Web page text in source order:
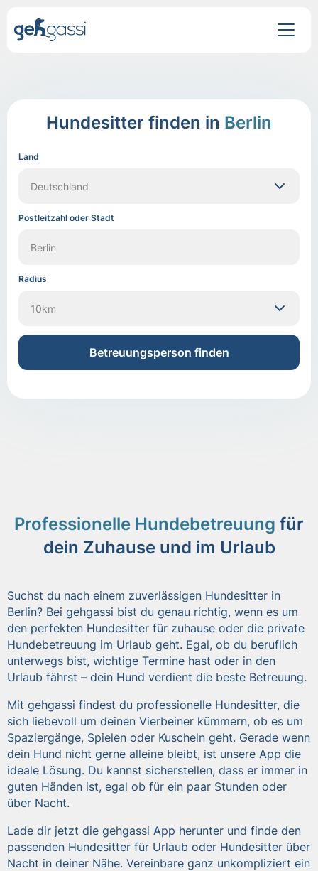
Hundesitter finden in Berlin
Land
Postleitzahl oder Stadt
Radius
Betreuungsperson finden
Professionelle Hundebetreuung für
dein Zuhause und im Urlaub
Suchst du nach einem zuverlässigen Hundesitter in
Berlin? Bei gehgassi bist du genau richtig, wenn es um
den perfekten Hundesitter für zuhause oder die private
Hundebetreuung im Urlaub geht. Egal, ob du beruflich
unterwegs bist, wichtige Termine hast oder in den
Urlaub fährst – dein Hund verdient die beste Betreuung.
Mit gehgassi findest du professionelle Hundesitter, die
sich liebevoll um deinen Vierbeiner kümmern, ob es um
Spaziergänge, Spielen oder Kuscheln geht. Gerade wenn
dein Hund nicht gerne alleine bleibt, ist unsere App die
ideale Lösung. Du kannst sicherstellen, dass er immer in
guten Händen ist, egal ob für ein paar Stunden oder
über Nacht.
Lade dir jetzt die gehgassi App herunter und finde den
passenden Hundesitter für Urlaub oder Hundesitter über
Nacht in deiner Nähe. Vereinbare ganz unkompliziert ein